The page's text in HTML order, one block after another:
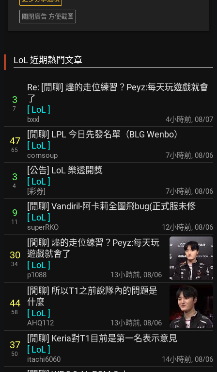
關閉廣告 方便截圖
LoL 近期熱門文章
3
7
Re: [閒聊] 燼的走位練習？Peyz:每天玩遊戲就會
了
[ LoL ]
bxxl 4小時前, 08/07
47
65
[閒聊] LPL 今日先發名單（BLG Wenbo）
[ LoL ]
cornsoup 7小時前, 08/06
3
4
[公告] LoL 樂透開獎
[ LoL ]
[彩券] 7小時前, 08/06
9
11
[閒聊] Vandiril-阿卡莉全圖飛bug(正式服未修
[ LoL ]
superRKO 12小時前, 08/06
30
34
[閒聊] 燼的走位練習？Peyz:每天玩
遊戲就會了
[ LoL ]
p1088 13小時前, 08/06
44
58
[閒聊] 所以T1之前說隊內的問題是
什麼
[ LoL ]
AHQ112 13小時前, 08/06
37
50
[閒聊] Keria對T1目前是第一名表示意見
[ LoL ]
itachi6060 14小時前, 08/06